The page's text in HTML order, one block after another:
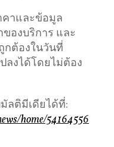
คาและข้อมูล
องบริการ และ
กต้องในวันที่
ลงได้โดยไม่ต้อง
ลติมีเดียได้ที่:
home/54164556